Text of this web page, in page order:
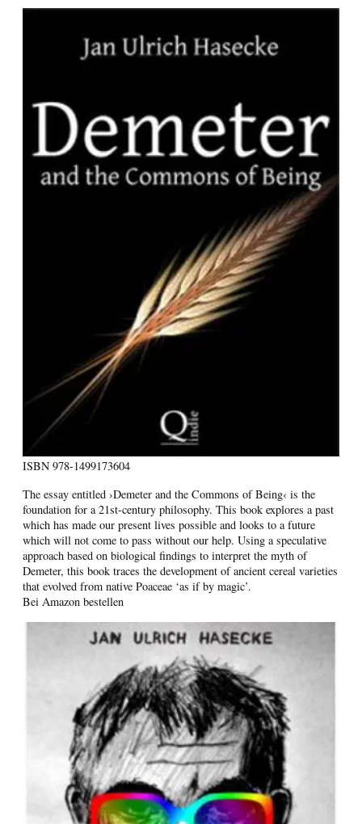
ISBN 978-1499173604
The essay entitled ›Demeter and the Commons of Being‹ is the
foundation for a 21st-century philosophy. This book explores a past
which has made our present lives possible and looks to a future
which will not come to pass without our help. Using a speculative
approach based on biological findings to interpret the myth of
Demeter, this book traces the development of ancient cereal varieties
that evolved from native Poaceae ‘as if by magic’.
Bei Amazon bestellen